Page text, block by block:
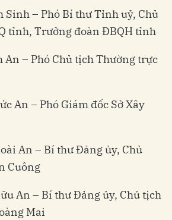
Sinh – Phó Bí thư Tỉnh uỷ, Chủ
tỉnh, Trưởng đoàn ĐBQH tỉnh
An – Phó Chủ tịch Thường trực
An – Phó Giám đốc Sở Xây
An – Bí thư Đảng ủy, Chủ
Cuông
An – Bí thư Đảng ủy, Chủ tịch
Mai